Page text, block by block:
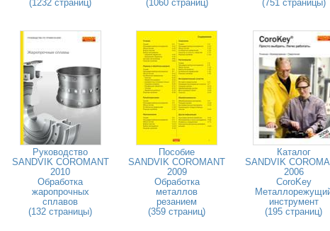
(1232 страниц)
(1060 страниц)
(751 страницы)
Руководство
SANDVIK COROMANT
2010
Обработка
жаропрочных
сплавов
(132 страницы)
Пособие
SANDVIK COROMANT
2009
Обработка
металлов
резанием
(359 страниц)
Каталог
SANDVIK
2006
CoroKey
инструмент
(195 страниц)